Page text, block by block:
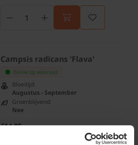
Campsis radicans 'Flava'
Online op voorraad
Bloeitijd:
Augustus - September
Groenblijvend:
Nee
€14,95